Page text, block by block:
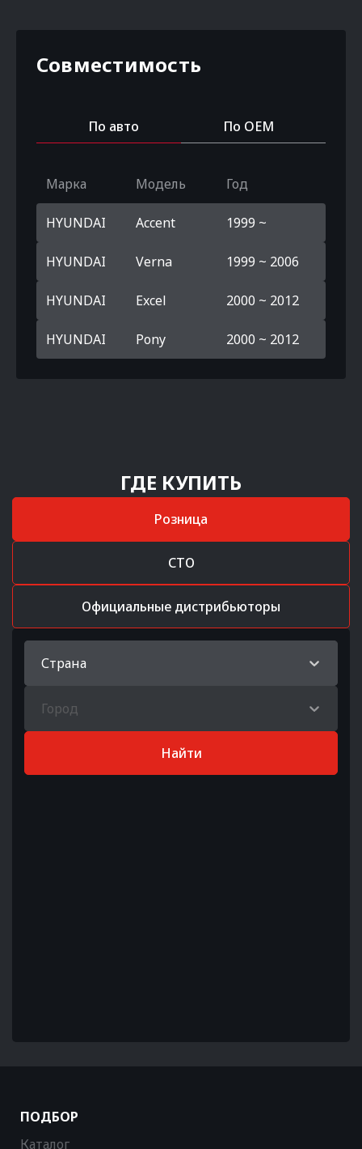
Совместимость
По авто По OEM
Марка Модель Год
HYUNDAI Accent 1999 ~
HYUNDAI Verna 1999 ~ 2006
HYUNDAI Excel 2000 ~ 2012
HYUNDAI Pony 2000 ~ 2012
ГДЕ КУПИТЬ
Розница
СТО
Официальные дистрибьюторы
Страна
Город
Найти
ПОДБОР
Каталог